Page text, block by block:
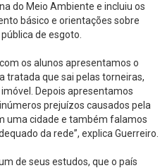
do Meio Ambiente e incluiu os
básico e orientações sobre
de esgoto.
os alunos apresentamos o
tratada que sai pelas torneiras,
Depois apresentamos
prejuízos causados pela
uma cidade e também falamos
da rede”, explica Guerreiro.
de seus estudos, que o país